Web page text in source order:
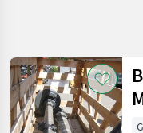
Kategorija 4
TRENUTNA
Prikaži